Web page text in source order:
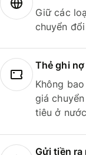
Giữ các
chuyển
Thẻ ghi
Không
giá
tiêu ở
Gửi tiền ra